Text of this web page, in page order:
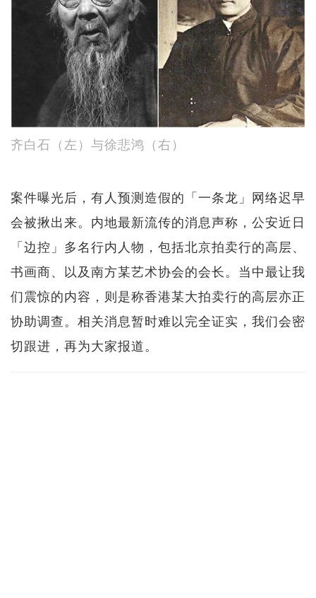
齐白石（左）与徐悲鸿（右）
案件曝光后，有人预测造假的「一条龙」网络迟早
会被揪出来。内地最新流传的消息声称，公安近日
「边控」多名行内人物，包括北京拍卖行的高层、
书画商、以及南方某艺术协会的会长。当中最让我
们震惊的内容，则是称香港某大拍卖行的高层亦正
协助调查。相关消息暂时难以完全证实，我们会密
切跟进，再为大家报道。